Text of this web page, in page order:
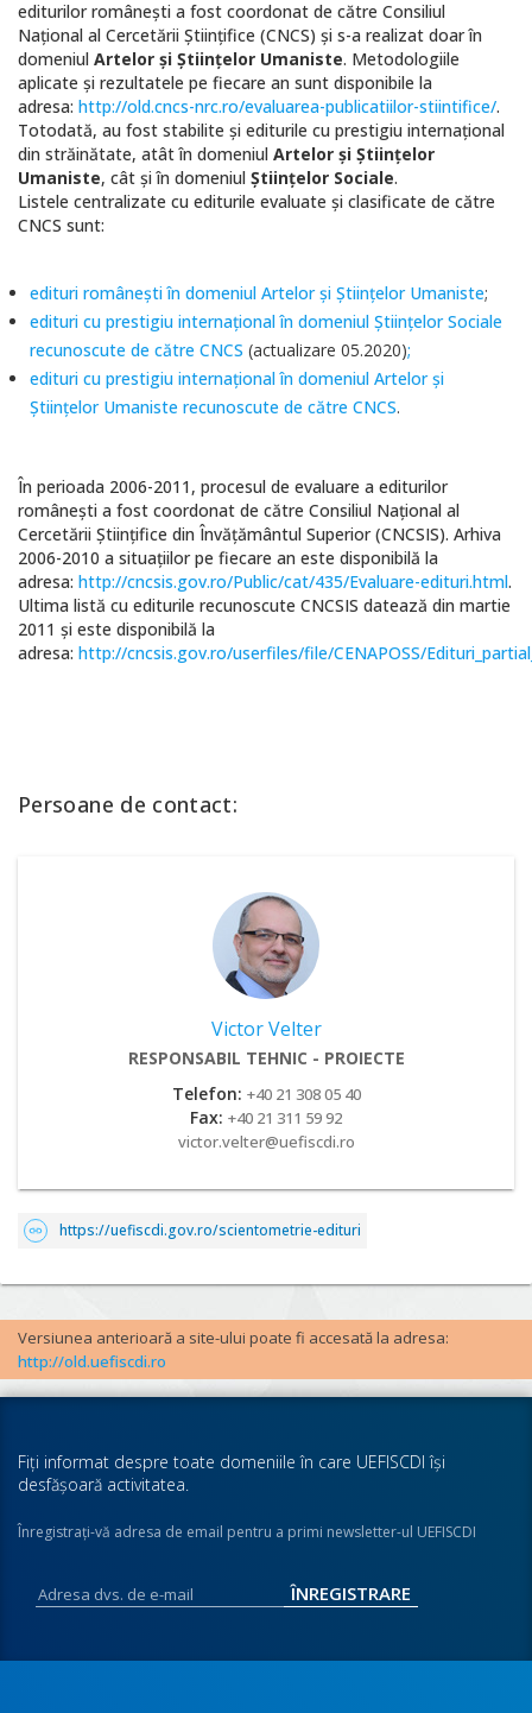
editurilor româneşti a fost coordonat de către Consiliul
Naţional al Cercetării Ştiinţifice (CNCS) şi s-a realizat doar în
domeniul Artelor şi Ştiinţelor Umaniste. Metodologiile
aplicate şi rezultatele pe fiecare an sunt disponibile la
adresa: http://old.cncs-nrc.ro/evaluarea-publicatiilor-stiintifice/.
Totodată, au fost stabilite şi editurile cu prestigiu internaţional
din străinătate, atât în domeniul Artelor şi Ştiinţelor
Umaniste, cât şi în domeniul Ştiinţelor Sociale.
Listele centralizate cu editurile evaluate şi clasificate de către
CNCS sunt:
edituri româneşti în domeniul Artelor şi Ştiinţelor Umaniste;
edituri cu prestigiu internaţional în domeniul Ştiinţelor Sociale
recunoscute de către CNCS (actualizare 05.2020);
edituri cu prestigiu internaţional în domeniul Artelor şi
Ştiinţelor Umaniste recunoscute de către CNCS.
În perioada 2006-2011, procesul de evaluare a editurilor
româneşti a fost coordonat de către Consiliul Naţional al
Cercetării Ştiinţifice din Învăţământul Superior (CNCSIS). Arhiva
2006-2010 a situaţiilor pe fiecare an este disponibilă la
adresa: http://cncsis.gov.ro/Public/cat/435/Evaluare-edituri.html.
Ultima listă cu editurile recunoscute CNCSIS datează din martie
2011 şi este disponibilă la
adresa: http://cncsis.gov.ro/userfiles/file/CENAPOSS/
Persoane de contact:
Victor Velter
RESPONSABIL TEHNIC - PROIECTE
Telefon: +40 21 308 05 40
Fax: +40 21 311 59 92
victor.velter@uefiscdi.ro
https://uefiscdi.gov.ro/scientometrie-edituri
Versiunea anterioară a site-ului poate fi accesată la adresa:
http://old.uefiscdi.ro
Fiţi informat despre toate domeniile în care UEFISCDI îşi
desfăşoară activitatea.
Înregistraţi-vă adresa de email pentru a primi newsletter-ul UEFISCDI